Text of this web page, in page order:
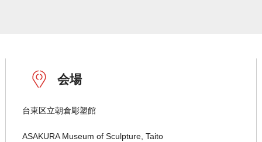
会場
台東区立朝倉彫塑館
ASAKURA Museum of Sculpture, Taito